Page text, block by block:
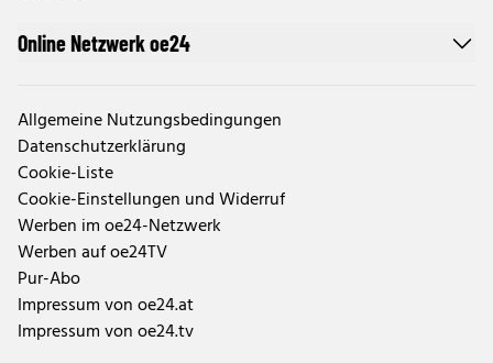
Online Netzwerk oe24
Allgemeine Nutzungsbedingungen
Datenschutzerklärung
Cookie-Liste
Cookie-Einstellungen und Widerruf
Werben im oe24-Netzwerk
Werben auf oe24TV
Pur-Abo
Impressum von oe24.at
Impressum von oe24.tv